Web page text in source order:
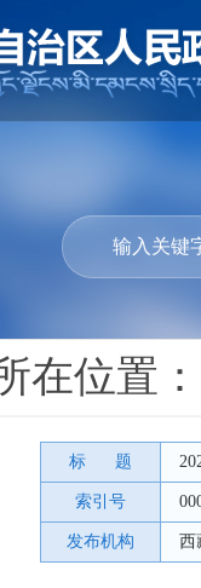
在位置：
标 题
索引号
发布机构 西